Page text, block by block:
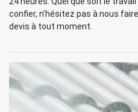
confier, n'hésitez pas à nous
devis à tout moment.